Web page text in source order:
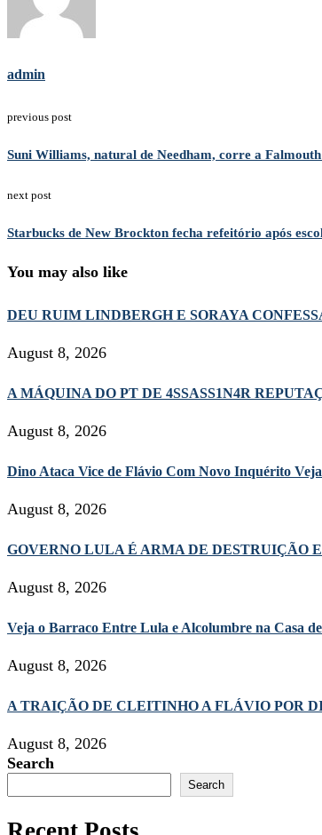
admin
previous post
Suni Williams, natural de Needham, corre a
next post
Starbucks de New Brockton fecha refeitório após
You may also like
DEU RUIM LINDBERGH E SORAYA
August 8, 2026
A MÁQUINA DO PT DE 4SSASS1N4R
August 8, 2026
Dino Ataca Vice de Flávio Com Novo Inquérito
August 8, 2026
GOVERNO LULA É ARMA DE DESTRUIÇÃO
August 8, 2026
Veja o Barraco Entre Lula e Alcolumbre na Casa
August 8, 2026
A TRAIÇÃO DE CLEITINHO A FLÁVIO POR
August 8, 2026
Search
Search